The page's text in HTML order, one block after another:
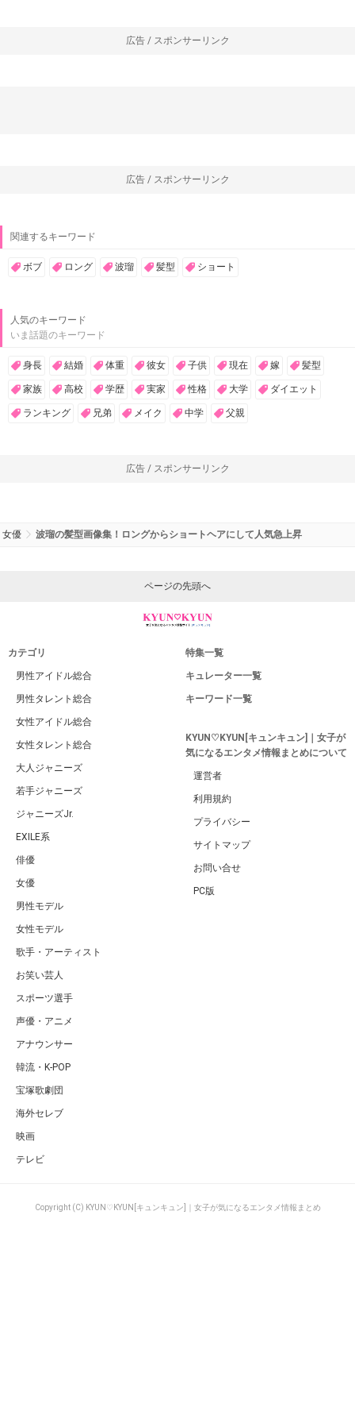
広告 / スポンサーリンク
広告 / スポンサーリンク
関連するキーワード
ボブ ロング 波瑠 髪型 ショート
人気のキーワード
いま話題のキーワード
身長 結婚 体重 彼女 子供 現在 嫁 髪型
家族 高校 学歴 実家 性格 大学 ダイエット
ランキング 兄弟 メイク 中学 父親
広告 / スポンサーリンク
女優 波瑠の髪型画像集！ロングからショートヘアにして人気急上昇
ページの先頭へ
カテゴリ
男性アイドル総合
男性タレント総合
女性アイドル総合
女性タレント総合
大人ジャニーズ
若手ジャニーズ
ジャニーズJr.
EXILE系
俳優
女優
男性モデル
女性モデル
歌手・アーティスト
お笑い芸人
スポーツ選手
声優・アニメ
アナウンサー
韓流・K-POP
宝塚歌劇団
海外セレブ
映画
テレビ
特集一覧
キュレーター一覧
キーワード一覧
KYUN♡KYUN[キュンキュン]｜女子が
気になるエンタメ情報まとめについて
運営者
利用規約
プライバシー
サイトマップ
お問い合せ
PC版
Copyright (C) KYUN♡KYUN[キュンキュン]｜女子が気になるエンタメ情報まとめ